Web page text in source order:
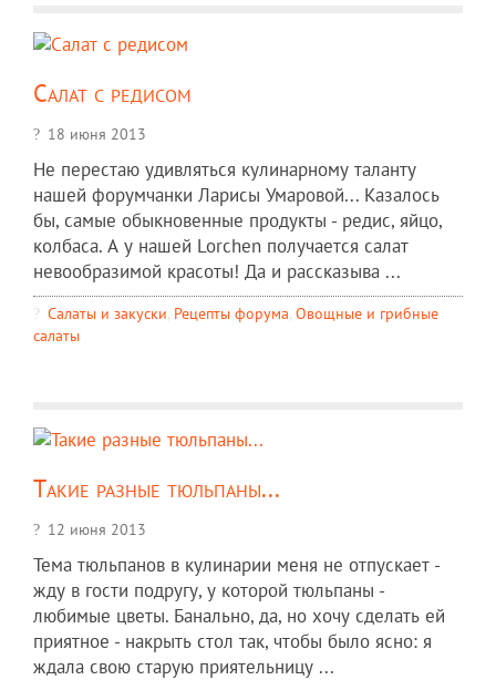
Салат с редисом
18 июня 2013
Не перестаю удивляться кулинарному таланту
нашей форумчанки Ларисы Умаровой... Казалось
бы, самые обыкновенные продукты - редис, яйцо,
колбаса. А у нашей Lorchen получается салат
невообразимой красоты! Да и рассказыва ...
Салаты и закуски, Рецепты форума, Овощные и грибные
салаты
Такие разные тюльпаны...
12 июня 2013
Тема тюльпанов в кулинарии меня не отпускает -
жду в гости подругу, у которой тюльпаны -
любимые цветы. Банально, да, но хочу сделать ей
приятное - накрыть стол так, чтобы было ясно: я
ждала свою старую приятельницу ...